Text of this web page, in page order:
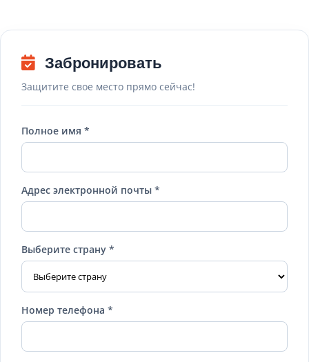
Забронировать
Защитите свое место прямо сейчас!
Полное имя *
Адрес электронной почты *
Выберите страну *
Номер телефона *